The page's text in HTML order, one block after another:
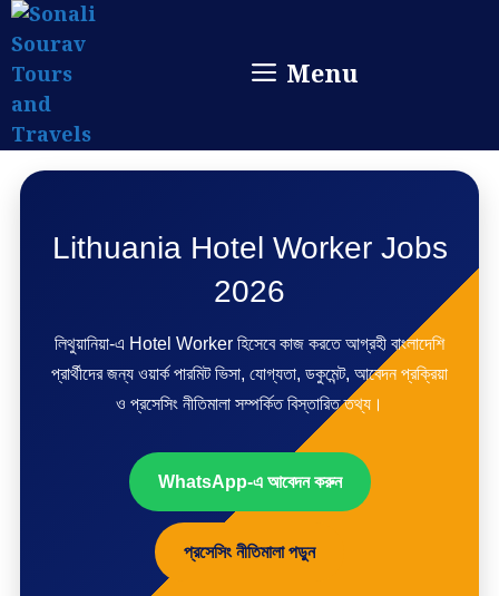
Skip
to
content
Menu
Lithuania Hotel Worker Jobs
2026
লিথুয়ানিয়া-এ Hotel Worker হিসেবে কাজ করতে আগ্রহী বাংলাদেশি
প্রার্থীদের জন্য ওয়ার্ক পারমিট ভিসা, যোগ্যতা, ডকুমেন্ট, আবেদন প্রক্রিয়া
ও প্রসেসিং নীতিমালা সম্পর্কিত বিস্তারিত তথ্য।
WhatsApp-এ আবেদন করুন
প্রসেসিং নীতিমালা পড়ুন